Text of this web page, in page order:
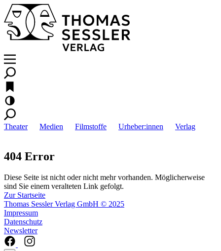
Theater Medien Filmstoffe Urheber:innen Verlag
404 Error
Diese Seite ist nicht oder nicht mehr vorhanden. Möglicherweise
sind Sie einem veralteten Link gefolgt.
Zur Startseite
Thomas Sessler Verlag GmbH © 2025
Impressum
Datenschutz
Newsletter